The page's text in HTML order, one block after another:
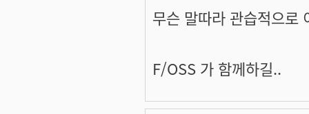
무슨 말따라 관습적으로
F/OSS 가 함께하길..